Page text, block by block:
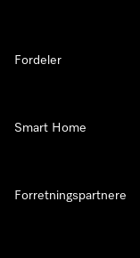
Fordeler
Smart Home
Forretningspartnere